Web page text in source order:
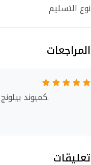
نوع التسليم
المراجعات
ابدأ مراجعة Belong Villa Community Compound - كمبوند بيلونج فيلا كوميونتي.
تعليقات